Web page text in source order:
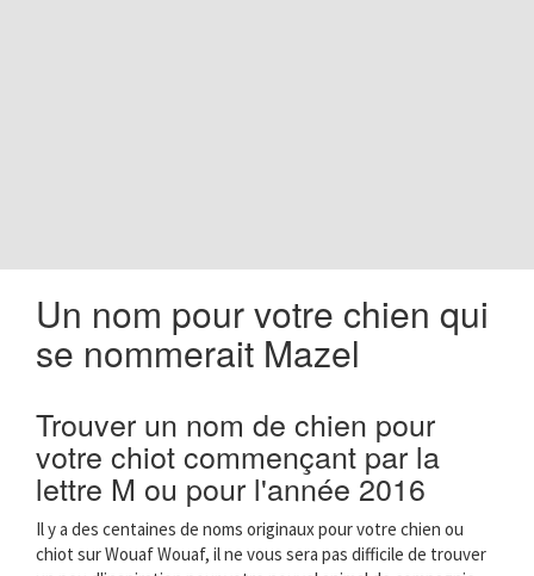
Un nom pour votre chien qui
se nommerait Mazel
Trouver un nom de chien pour
votre chiot commençant par la
lettre M ou pour l'année 2016
Il y a des centaines de noms originaux pour votre chien ou
chiot sur Wouaf Wouaf, il ne vous sera pas difficile de trouver